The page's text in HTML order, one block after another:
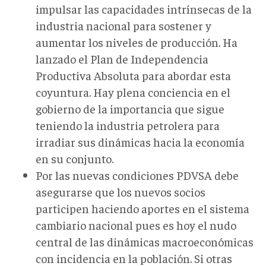
impulsar las capacidades intrínsecas de la
industria nacional para sostener y
aumentar los niveles de producción. Ha
lanzado el Plan de Independencia
Productiva Absoluta para abordar esta
coyuntura. Hay plena conciencia en el
gobierno de la importancia que sigue
teniendo la industria petrolera para
irradiar sus dinámicas hacia la economía
en su conjunto.
Por las nuevas condiciones PDVSA debe
asegurarse que los nuevos socios
participen haciendo aportes en el sistema
cambiario nacional pues es hoy el nudo
central de las dinámicas macroeconómicas
con incidencia en la población. Si otras